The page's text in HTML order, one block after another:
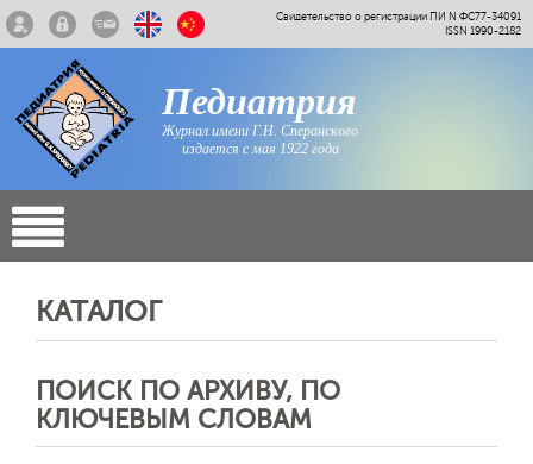
Свидетельство о регистрации ПИ N ФС77-34091
ISSN 1990-2182
Педиатрия
Журнал имени Г.Н. Сперанского
издается с мая 1922 года
КАТАЛОГ
ПОИСК ПО АРХИВУ, ПО
КЛЮЧЕВЫМ СЛОВАМ